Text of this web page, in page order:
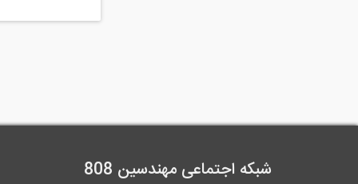
شبکه اجتماعی مهندسین 808